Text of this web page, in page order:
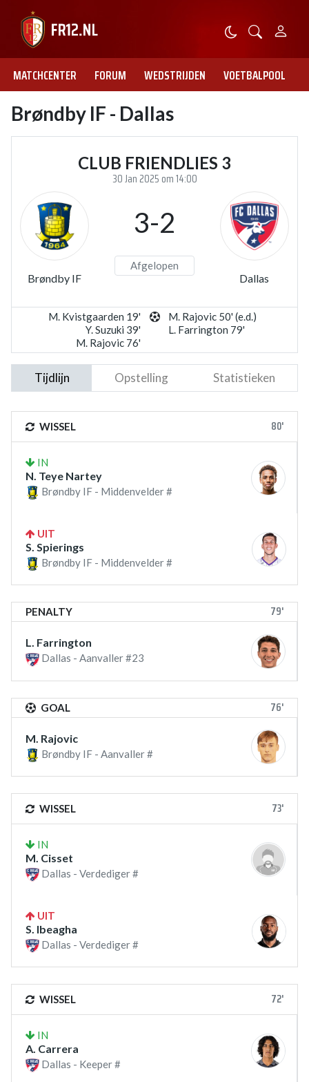
MATCHCENTER FORUM WEDSTRIJDEN VOETBALPOOL
Brøndby IF - Dallas
CLUB FRIENDLIES 3
30 Jan 2025 om 14:00
Brøndby IF
3-2
Afgelopen
Dallas
M. Kvistgaarden 19'
Y. Suzuki 39'
M. Rajovic 76'
M. Rajovic 50' (e.d.)
L. Farrington 79'
Tijdlijn Opstelling Statistieken
WISSEL 80'
IN
N. Teye Nartey
Brøndby IF - Middenvelder #
UIT
S. Spierings
Brøndby IF - Middenvelder #
PENALTY 79'
L. Farrington
Dallas - Aanvaller #23
GOAL 76'
M. Rajovic
Brøndby IF - Aanvaller #
WISSEL 73'
IN
M. Cisset
Dallas - Verdediger #
UIT
S. Ibeagha
Dallas - Verdediger #
WISSEL 72'
IN
A. Carrera
Dallas - Keeper #